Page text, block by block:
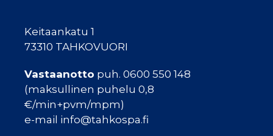
Keitaankatu 1
73310 TAHKOVUORI
Vastaanotto puh. 0600 550 148
(maksullinen puhelu 0,8
€/min+pvm/mpm)
e-mail info@tahkospa.fi